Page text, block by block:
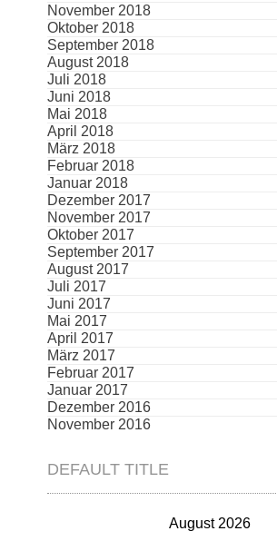
November 2018
Oktober 2018
September 2018
August 2018
Juli 2018
Juni 2018
Mai 2018
April 2018
März 2018
Februar 2018
Januar 2018
Dezember 2017
November 2017
Oktober 2017
September 2017
August 2017
Juli 2017
Juni 2017
Mai 2017
April 2017
März 2017
Februar 2017
Januar 2017
Dezember 2016
November 2016
DEFAULT TITLE
August 2026